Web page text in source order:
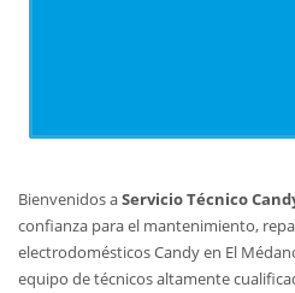
Bienvenidos aServicio Técnico
confianza para el mantenimiento,
electrodomésticos Candy en El
equipo de técnicos altamente